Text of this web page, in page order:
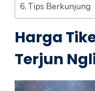
Tips Berkunjung
Harga
Terjun